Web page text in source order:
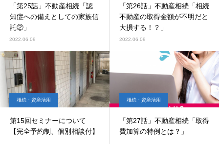
「第25話」不動産相続「認
知症への備えとしての家族信
託②」
2022.06.09
「第26話」不動産相続「相続
不動産の取得金額が不明だと
大損する！？」
2022.06.09
相続・資産活用
第15回セミナーについて
【完全予約制、個別相談付】
相続・資産活用
「第27話」不動産相続「取得
費加算の特例とは？」